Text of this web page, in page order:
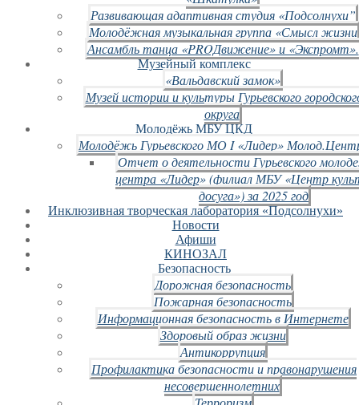
Развивающая адаптивная студия «Подсолнухи”
Молодёжная музыкальная группа «Смысл жизни
Ансамбль танца «PROДвижение» и «Экспромт».
Музейный комплекс
«Вальдавский замок»
Музей истории и культуры Гурьевского
округа
Молодёжь МБУ ЦКД
Молодёжь Гурьевского МО I «Лидер»
Отчет о деятельности Гурьевского
центра «Лидер» (филиал МБУ «Центр
досуга») за 2025 год
Инклюзивная творческая лаборатория «Подсолнухи»
Новости
Афиши
КИНОЗАЛ
Безопасность
Дорожная безопасность
Пожарная безопасность
Информационная безопасность в Интернете
Здоровый образ жизни
Антикоррупция
Профилактика безопасности и правонарушения
несовершеннолетних